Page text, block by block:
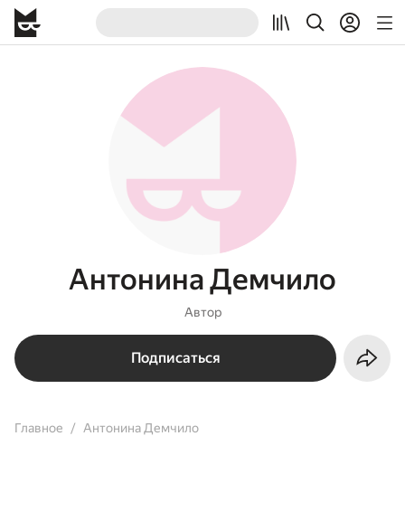
Антонина Демчило
Автор
Подписаться
Главное Антонина Демчило